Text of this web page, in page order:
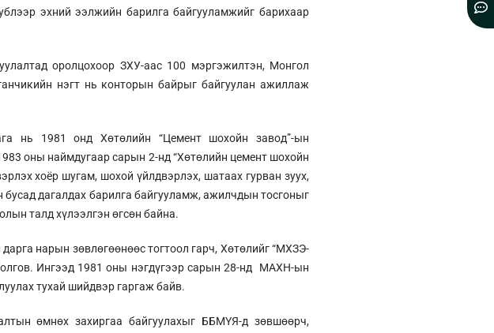
эхний ээлжийн барилга байгууламжийг барихаар
оролцохоор ЗХУ-аас 100 мэргэжилтэн, Монгол
нэгт нь конторын байрыг байгуулан ажиллаж
нь 1981 онд Хөтөлийн “Цемент шохойн завод”-ын
оны наймдугаар сарын 2-нд “Хөтөлийн цемент шохойн
хоёр шугам, шохой үйлдвэрлэх, шатаах гурван зуух,
бусад дагалдах барилга байгууламж, ажилчдын тосгоныг
талд хүлээлгэн өгсөн байна.
нарын зөвлөгөөнөөс тогтоол гарч, Хөтөлийг “МХЗЭ-
Ингээд 1981 оны нэгдүгээр сарын 28-нд МАХН-ын
тухай шийдвэр гаргаж байв.
өмнөх захиргаа байгуулахыг ББМҮЯ-д зөвшөөрч,